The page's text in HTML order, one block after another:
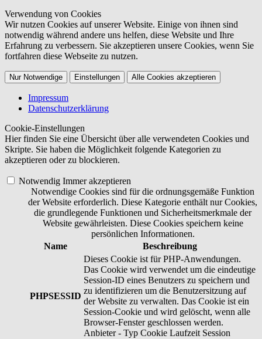
Verwendung von Cookies
Wir nutzen Cookies auf unserer Website. Einige von ihnen sind
notwendig während andere uns helfen, diese Website und Ihre
Erfahrung zu verbessern. Sie akzeptieren unsere Cookies, wenn Sie
fortfahren diese Webseite zu nutzen.
Nur Notwendige Einstellungen Alle Cookies akzeptieren
Impressum
Datenschutzerklärung
Cookie-Einstellungen
Hier finden Sie eine Übersicht über alle verwendeten Cookies und
Skripte. Sie haben die Möglichkeit folgende Kategorien zu
akzeptieren oder zu blockieren.
Notwendig Immer akzeptieren
Notwendige Cookies sind für die ordnungsgemäße Funktion
der Website erforderlich. Diese Kategorie enthält nur Cookies,
die grundlegende Funktionen und Sicherheitsmerkmale der
Website gewährleisten. Diese Cookies speichern keine
persönlichen Informationen.
Name
Beschreibung
PHPSESSID
Dieses Cookie ist für PHP-Anwendungen.
Das Cookie wird verwendet um die eindeutige
Session-ID eines Benutzers zu speichern und
zu identifizieren um die Benutzersitzung auf
der Website zu verwalten. Das Cookie ist ein
Session-Cookie und wird gelöscht, wenn alle
Browser-Fenster geschlossen werden.
Anbieter - Typ Cookie Laufzeit Session